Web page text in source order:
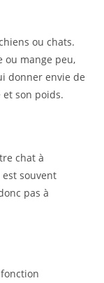
ou chats.
ou mange peu,
donner envie de
et son poids.
chat à
souvent
pas à